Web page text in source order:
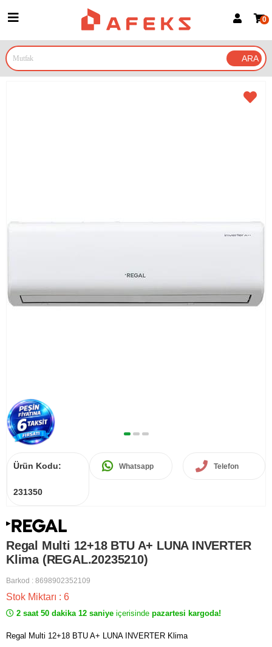
Google İle Bağlan
0
Ürün Kodu:
231350
Whatsapp Telefon
Regal Multi 12+18 BTU A+ LUNA INVERTER
Klima (REGAL.20235210)
Barkod : 8698902352109
Stok Miktarı : 6
2 saat 50 dakika 12 saniye içerisinde pazartesi kargoda!
Regal Multi 12+18 BTU A+ LUNA INVERTER Klima